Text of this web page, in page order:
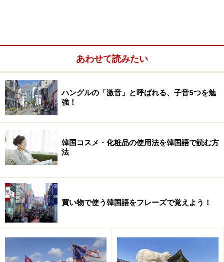
なシチュエーションで使われているか整理してみたいと
思います。では、早速見てみましょう！
＜目次＞
あわせて読みたい
ハングルの「激音」と呼ばれる、子音5つを勉
強！
韓国コスメ・化粧品の使用法を韓国語で読む方
法
買い物で使う韓国語をフレーズで覚えよう！